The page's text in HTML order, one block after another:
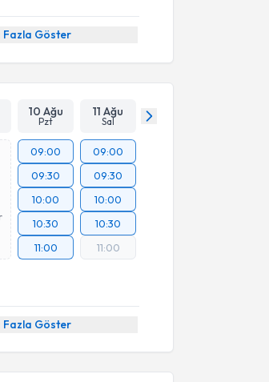
Fazla Göster
10 Ağu
Pzt
11 Ağu
Sal
09:00
09:30
10:00
10:30
11:00
09:00
09:30
10:00
10:30
11:00
Fazla Göster